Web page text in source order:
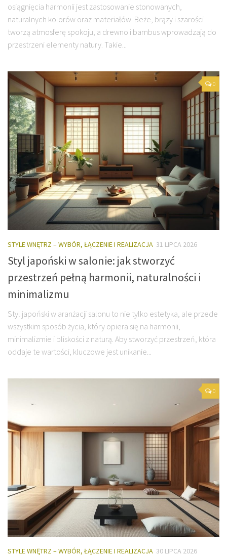
osiągnięcia harmonii jest zastosowanie stonowanych,
naturalnych kolorów oraz materiałów. Beże, brązy i szarości
tworzą atmosferę spokoju, a drewno i bambus wprowadzają do
przestrzeni elementy natury. Takie...
0
STYLE WNĘTRZ – WYBÓR, ŁĄCZENIE I REALIZACJA 31 LIPCA 2026
Styl japoński w salonie: jak stworzyć
przestrzeń pełną harmonii, naturalności i
minimalizmu
Styl japoński w aranżacji salonu to nie tylko estetyka, ale przede
wszystkim sposób życia, który opiera się na harmonii,
minimalizmie i bliskości z naturą. Aby stworzyć przestrzeń, która
oddaje te wartości, kluczowe jest unikanie...
0
STYLE WNĘTRZ – WYBÓR, ŁĄCZENIE I REALIZACJA 30 LIPCA 2026